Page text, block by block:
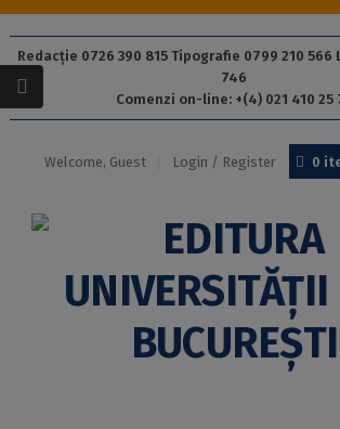
Redacție 0726 390 815 Tipografie 0799 210 566
746
Comenzi on-line: +(4) 021 410 25
Welcome, Guest Login / Register 0